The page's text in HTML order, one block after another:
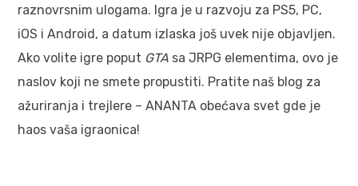
raznovrsnim ulogama. Igra je u razvoju za PS5, PC,
iOS i Android, a datum izlaska još uvek nije objavljen.
Ako volite igre poput GTA sa JRPG elementima, ovo je
naslov koji ne smete propustiti. Pratite naš blog za
ažuriranja i trejlere – ANANTA obećava svet gde je
haos vaša igraonica!